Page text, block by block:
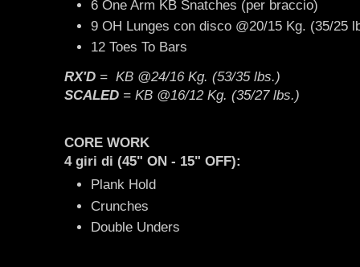
6 One Arm KB Snatches (per braccio)
9 OH Lunges con disco @20/15 Kg. (35/25
12 Toes To Bars
RX'D = KB @24/16 Kg. (53/35 lbs.)
SCALED = KB @16/12 Kg. (35/27 lbs.)
CORE WORK
4 giri di (45" ON - 15" OFF):
Plank Hold
Crunches
Double Unders